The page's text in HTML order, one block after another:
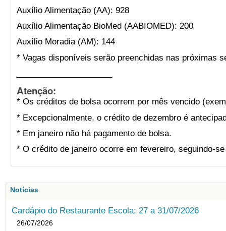
Auxílio Alimentação (AA): 928
Auxílio Alimentação BioMed (AABIOMED): 200
Auxílio Moradia (AM): 144
* Vagas disponíveis serão preenchidas nas próximas
Atenção:
* Os créditos de bolsa ocorrem por mês vencido
* Excepcionalmente, o crédito de dezembro é
* Em janeiro não há pagamento de bolsa.
* O crédito de janeiro ocorre em fevereiro, seguindo-
Notícias
Cardápio do Restaurante Escola: 27 a 31/07/2026
26/07/2026